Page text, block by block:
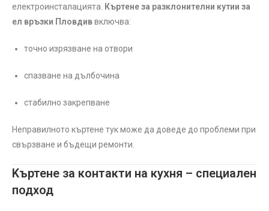
електроинсталацията. Къртене за разклонителни кутии за
ел връзки Пловдиввключва:
точно изрязване на отвори
спазване на дълбочина
стабилно закрепване
Неправилното къртене тук може да доведе до проблеми при
свързване и бъдещи ремонти.
Kъртене за контакти на кухня – специален
подход